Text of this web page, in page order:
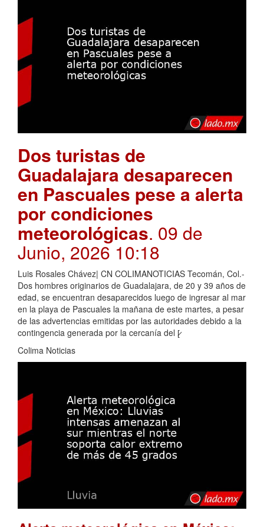
Dos turistas de
Guadalajara desaparecen
en Pascuales pese a alerta
por condiciones
meteorológicas. 09 de
Junio, 2026 10:18
Luis Rosales Chávez| CN COLIMANOTICIAS Tecomán, Col.-
Dos hombres originarios de Guadalajara, de 20 y 39 años de
edad, se encuentran desaparecidos luego de ingresar al mar
en la playa de Pascuales la mañana de este martes, a pesar
de las advertencias emitidas por las autoridades debido a la
contingencia generada por la cercanía del [̷
Colima Noticias